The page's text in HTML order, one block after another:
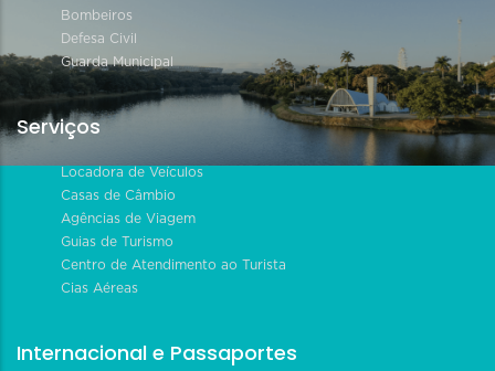
Bombeiros
Defesa Civil
Guarda Municipal
Serviços
Locadora de Veículos
Casas de Câmbio
Agências de Viagem
Guias de Turismo
Centro de Atendimento ao Turista
Cias Aéreas
Internacional e Passaportes